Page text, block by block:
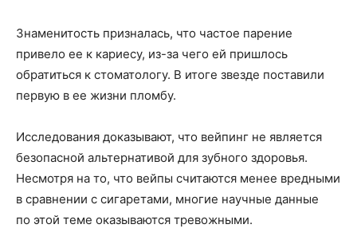
Знаменитость призналась, что частое парение
привело ее к кариесу, из-за чего ей пришлось
обратиться к стоматологу. В итоге звезде поставили
первую в ее жизни пломбу.
Исследования доказывают, что вейпинг не является
безопасной альтернативой для зубного здоровья.
Несмотря на то, что вейпы считаются менее вредными
в сравнении с сигаретами, многие научные данные
по этой теме оказываются тревожными.